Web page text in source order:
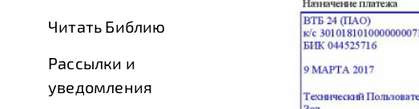
Читать Библию
Рассылки и
уведомления